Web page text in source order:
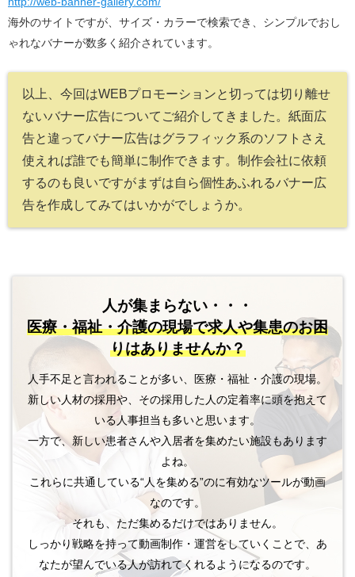
海外のサイトですが、サイズ・カラーで検索でき、シンプルでおし
ゃれなバナーが数多く紹介されています。
以上、今回はWEBプロモーションと切っては切り離せ
ないバナー広告についてご紹介してきました。紙面広
告と違ってバナー広告はグラフィック系のソフトさえ
使えれば誰でも簡単に制作できます。制作会社に依頼
するのも良いですがまずは自ら個性あふれるバナー広
告を作成してみてはいかがでしょうか。
人が集まらない・・・
医療・福祉・介護の現場で求人や集患のお困
りはありませんか？
人手不足と言われることが多い、医療・福祉・介護の現場。
新しい人材の採用や、その採用した人の定着率に頭を抱えて
いる人事担当も多いと思います。
一方で、新しい患者さんや入居者を集めたい施設もあります
よね。
これらに共通している“人を集める”のに有効なツールが動画
なのです。
それも、ただ集めるだけではありません。
しっかり戦略を持って動画制作・運営をしていくことで、あ
なたが望んでいる人が訪れてくれるようになるのです。